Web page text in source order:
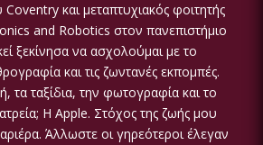
και μεταπτυχιακός φοιτητής
and Robotics στον πανεπιστήμιο
ξεκίνησα να ασχολούμαι με το
και τις ζωντανές εκπομπές.
τα ταξίδια, την φωτογραφία και το
Η Apple. Στόχος της ζωής μου
Άλλωστε οι γηρεότεροι έλεγαν